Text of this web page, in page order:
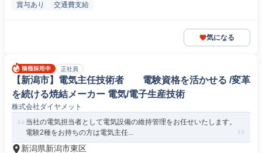
賞与あり 交通費支給
気になる
正社員
【新潟市】電気主任技術者 電験資格を活かせる /変革
を続ける焼結メーカー 電気/電子生産技術
株式会社ダイヤメット
当社の電気担当者として電気設備の維持管理をお任せいたします。
電験2種をお持ちの方は電気主任...
新潟県新潟市東区